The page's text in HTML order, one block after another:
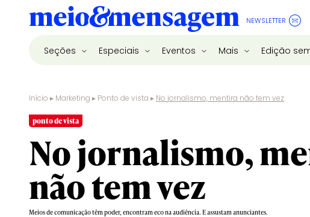
NEWSLETTER
Seções Especiais Eventos Mais Edição
Início ▸ Marketing ▸ Ponto de vista ▸ No jornalismo, mentira não tem vez
ponto de vista
No jornalismo,
não tem vez
Meios de comunicação têm poder, encontram eco na audiência. E assustam anunciantes.